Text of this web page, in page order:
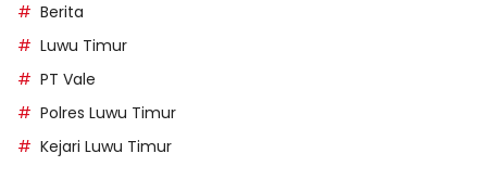
Berita
Luwu Timur
PT Vale
Polres Luwu Timur
Kejari Luwu Timur